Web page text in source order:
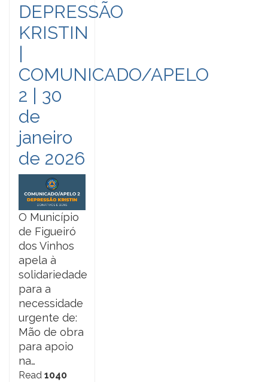
DEPRESSÃO
KRISTIN
|
COMUNICADO/APELO
2 | 30
de
janeiro
de 2026
O Município
de Figueiró
dos Vinhos
apela à
solidariedade
para a
necessidade
urgente de:
Mão de obra
para apoio
na…
Read 1040